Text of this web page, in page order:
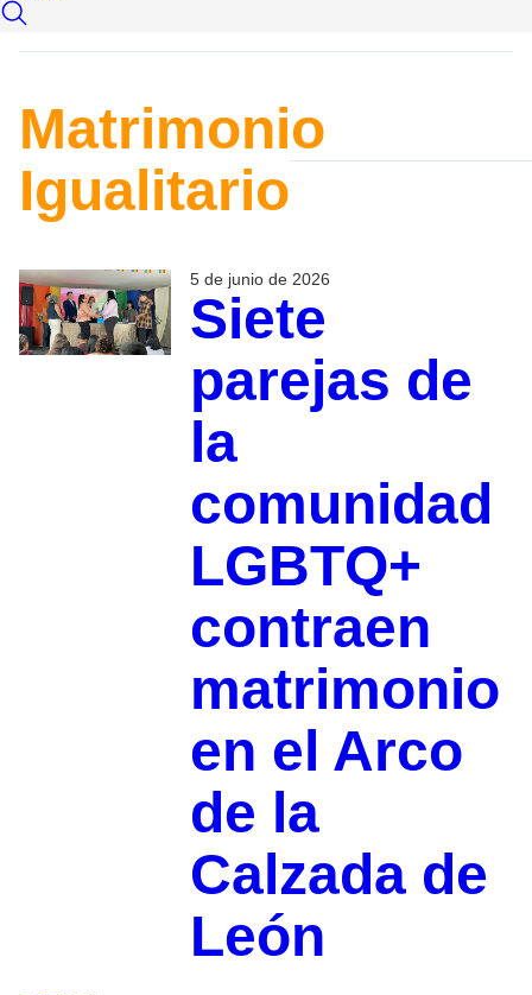
Matrimonio
Igualitario
5 de junio de 2026
Siete
parejas de
la
comunidad
LGBTQ+
contraen
matrimonio
en el Arco
de la
Calzada de
León